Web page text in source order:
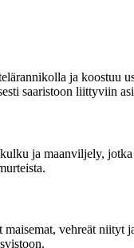
ja koostuu
saaristoon liittyviin
ja maanviljely,
vehreät niityt